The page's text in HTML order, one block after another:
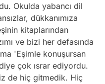
Okulda yabancı dil
dükkanımıza
kitaplarından
ve bizi her defasında
'Eşimle konuşursan
çok ısrar ediyordu.
de hiç gitmedik. Hiç